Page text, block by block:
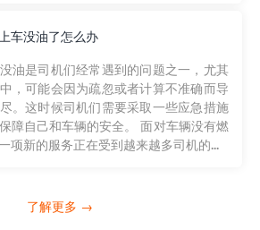
车没油了怎么办
油是司机们经常遇到的问题之一，尤其
，可能会因为疏忽或者计算不准确而导
。这时候司机们需要采取一些应急措施
障自己和车辆的安全。 面对车辆没有燃
项新的服务正在受到越来越多司机的...
了解更多 →